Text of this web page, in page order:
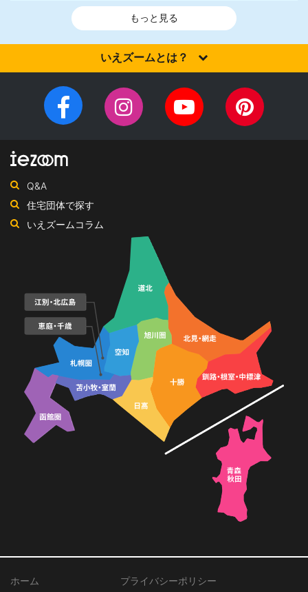
もっと見る
いえズームとは？
住宅会社を選びませんか？iezoom（いえズーム）は（株）北海道
住宅新聞社が、日頃の住宅業界への取材を元に、優れたハウスメ
ーカー・工務店を紹介するサイトです。
Facebook
ー
ジ
InstagramYouTube
チ
Q&A
住宅団体で探す
いえズームコラム
ホーム プライバシーポリシー